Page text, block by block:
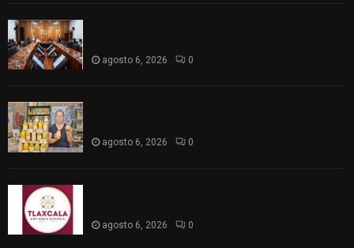
agosto 6, 2026 0
agosto 6, 2026 0
agosto 6, 2026 0